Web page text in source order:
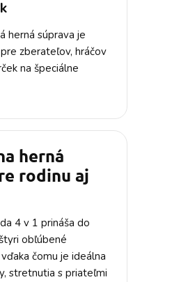
herná súprava je
zberateľov, hráčov
na špeciálne
herná
rodinu aj
4 v 1 prináša do
obľúbené
čomu je ideálna
stretnutia s priateľmi